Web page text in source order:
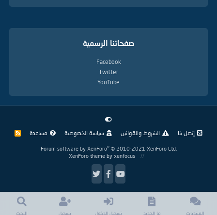
صفحاتنا الرسمية
Facebook
Twitter
YouTube
إتصل بنا الشروط والقوانين سياسة الخصوصية مساعدة
R
Forum software by XenForo® © 2010-2021 XenForo Ltd.
XenForo theme by xenfocus
المنتديات ما الجديد تسجيل الدخول تسجيل البحث